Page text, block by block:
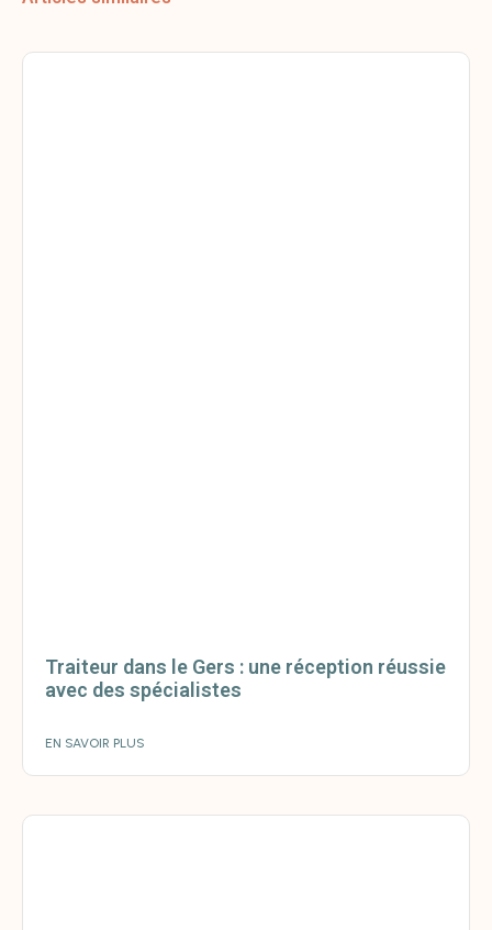
Traiteur dans le Gers : une réception réussie
avec des spécialistes
EN SAVOIR PLUS